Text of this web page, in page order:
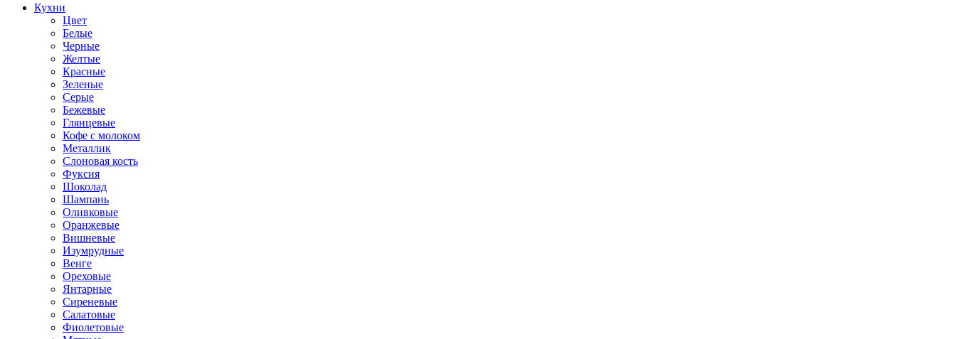
Кухни
Цвет
Белые
Черные
Желтые
Красные
Зеленые
Серые
Бежевые
Глянцевые
Кофе с молоком
Металлик
Слоновая кость
Фуксия
Шоколад
Шампань
Оливковые
Оранжевые
Вишневые
Изумрудные
Венге
Ореховые
Янтарные
Сиреневые
Салатовые
Фиолетовые